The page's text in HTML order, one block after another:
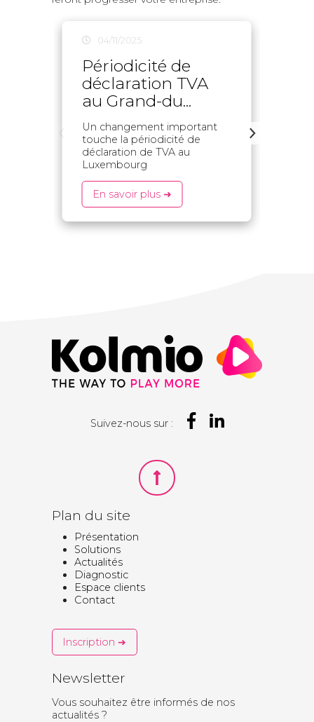
04/11/2025
Périodicité de
déclaration TVA
au Grand-du...
Un changement important
touche la périodicité de
déclaration de TVA au
Luxembourg
En savoir plus ➜
Suivez-nous sur :
Plan du site
Présentation
Solutions
Actualités
Diagnostic
Espace clients
Contact
Inscription ➜
Newsletter
Vous souhaitez être informés de nos
actualités ?